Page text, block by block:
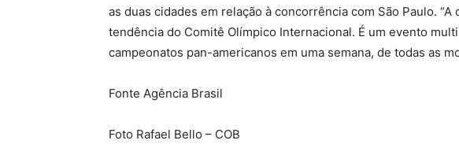
as duas cidades em relação à concorrência com São Paulo.
tendência do Comitê Olímpico Internacional. É um evento
campeonatos pan-americanos em uma semana, de todas as
Fonte Agência Brasil
Foto Rafael Bello – COB